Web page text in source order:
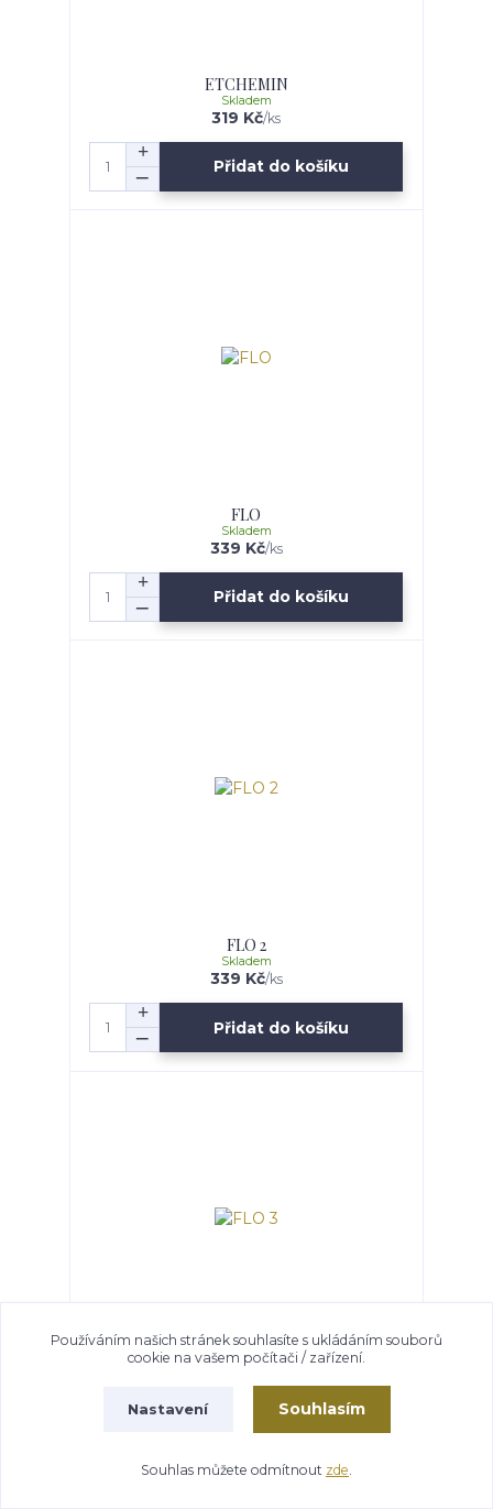
ETCHEMIN
319 Kč/ks
Skladem
Přidat do košíku
FLO
339 Kč/ks
Skladem
Přidat do košíku
FLO 2
339 Kč/ks
Skladem
Přidat do košíku
ks
Používáním našich stránek souhlasíte s ukládáním souborů
cookie na vašem počítači / zařízení.
Nastavení Souhlasím
Souhlas můžete odmítnout zde